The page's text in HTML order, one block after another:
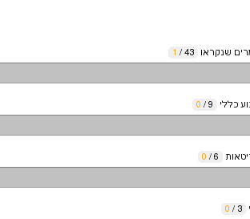
שנקראו 43
/
1
כללי 9
/
0
6
/
0
3
/
0